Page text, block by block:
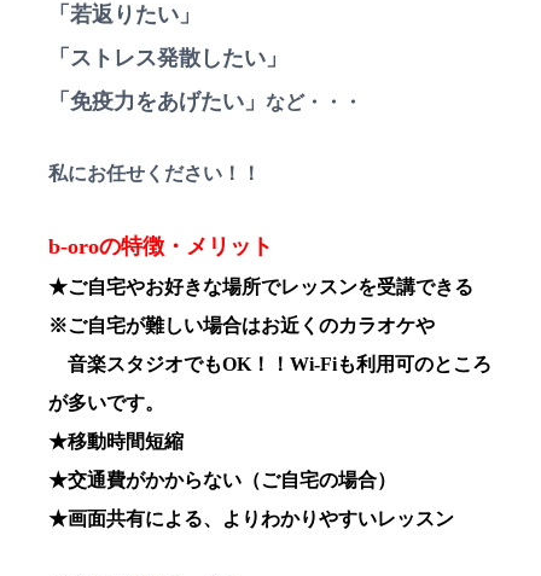
「若返りたい」
「ストレス発散したい」
「免疫力をあげたい」 など・・・
私にお任せください！！
b-oroの特徴・メリット
★ご自宅やお好きな場所でレッスンを受講できる
※ご自宅が難しい場合はお近くのカラオケや
音楽スタジオでもOK！！Wi-Fiも利用可のところ
が多いです。
★移動時間短縮
★交通費がかからない（ご自宅の場合）
★画面共有による、よりわかりやすいレッスン